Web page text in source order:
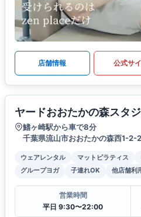
店舗情報 公式サ
ヤードおおたかの森スタ
鰭ヶ崎駅から車で8分
千葉県流山市おおたかの森西1-2-
ウェアレンタル マットピラティス
グループヨガ
子連れOK 他店舗利
営業時間
平日 9:30〜22:00